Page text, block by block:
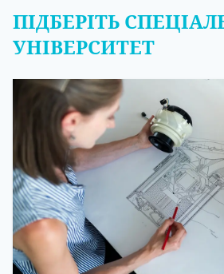
ПІДБЕРІТЬ
УНІВЕРСИТЕТ